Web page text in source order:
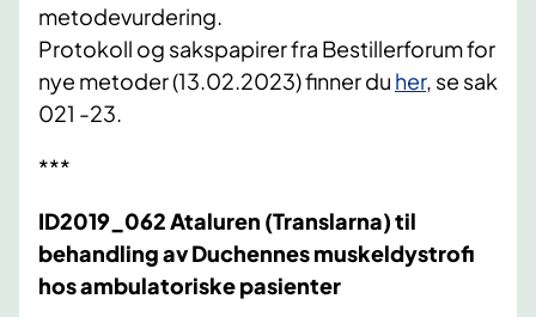
metodevurdering.
Protokoll og sakspapirer fra Bestillerforum for
nye metoder (13.02.2023) finner du her, se sak
021 -23.
***
ID2019_062 Ataluren (Translarna) til
behandling av Duchennes muskeldystrofi
hos ambulatoriske pasienter